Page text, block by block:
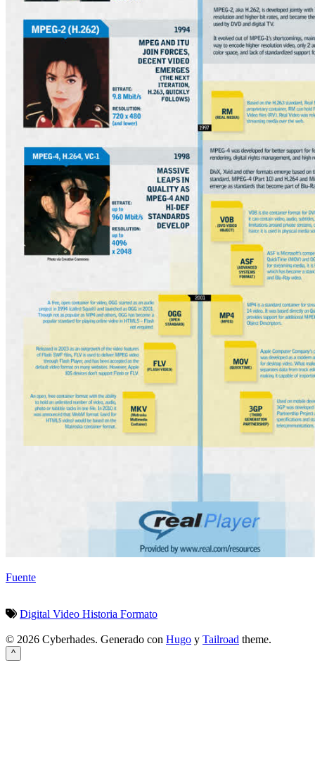
Fuente
Digital Video Historia Formato
© 2026 Cyberhades. Generado con Hugo y Tailroad theme.
^